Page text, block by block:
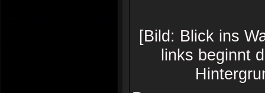
[Bild: Blick ins
links beginnt